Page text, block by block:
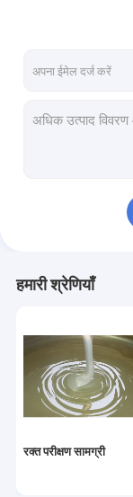
उपभोग्य चिकित्सा
हमारी श्रेणियाँ
रक्त परीक्षण सामग्री